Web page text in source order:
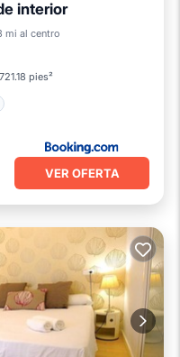
interior
mi al centro
721.18 pies²
Internet
VER OFERTA